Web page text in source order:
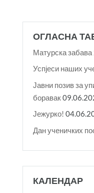
ОГЛАСНА
Матурска забава
Успјеси наших
Јавни позив за
боравак
Јежурко!
Дан ученичких
КАЛЕНДАР